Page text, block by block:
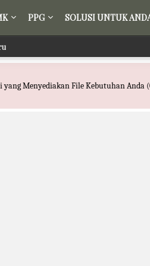
PPG SOLUSI UNTUK
Menyediakan File Kebutuhan Anda